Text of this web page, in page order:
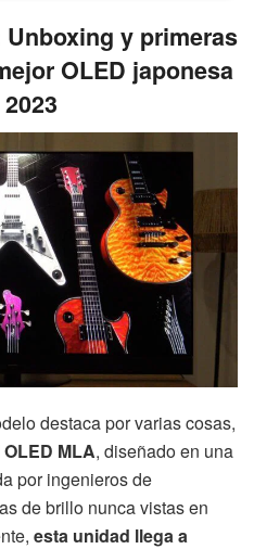
Unboxing y primeras
OLED japonesa
destaca por varias cosas,
MLA, diseñado en una
por ingenieros de
de brillo nunca vistas en
esta unidad llega a